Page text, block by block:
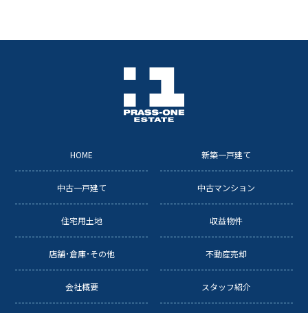
HOME 新築一戸建て
中古一戸建て 中古マンション
住宅用土地 収益物件
店舗･倉庫･その他 不動産売却
会社概要 スタッフ紹介